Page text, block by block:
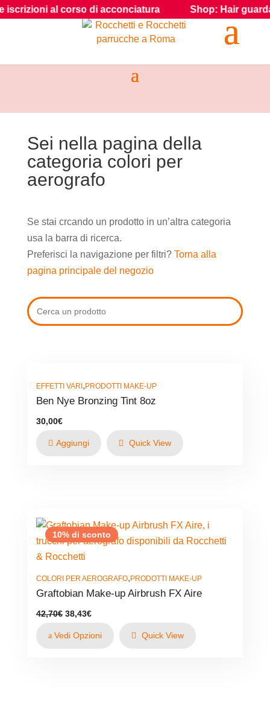
Sei nella pagina della
categoria colori per
aerografo
Se stai crcando un prodotto in un’altra categoria
usa la barra di ricerca.
Preferisci la navigazione per filtri? Torna alla
pagina principale del negozio
EFFETTI VARI , PRODOTTI MAKE-UP
Ben Nye Bronzing Tint 8oz
30,00€
Aggiungi Quick View
10% di sconto
COLORI PER AEROGRAFO,PRODOTTI MAKE-UP
Graftobian Make-up Airbrush FX Aire
42,70€ Il
era:
38,43€Il
è:
Vedi Opzioni Quick View
al corso di acconciatura Shop: Hair guarda